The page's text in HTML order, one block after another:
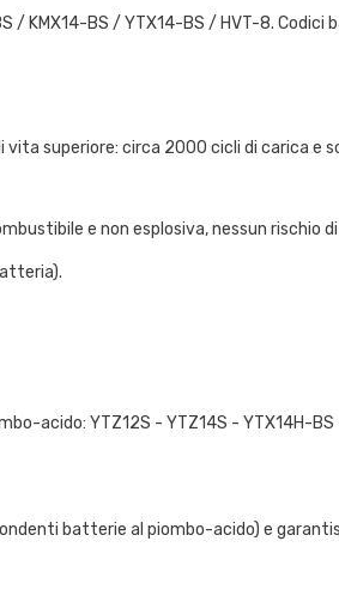
/ KMX14-BS / YTX14-BS / HVT-8.
vita superiore: circa 2000 cicli di carica e
e non esplosiva, nessun rischio
acido: YTZ12S - YTZ14S - YTX14H-
batterie al piombo-acido) e